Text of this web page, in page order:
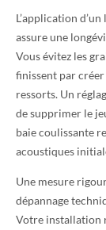
L’application
assure une
Vous évitez les
finissent par
ressorts. Un
de supprimer le
baie coulissante
acoustiques
Une mesure
dépannage
Votre installation